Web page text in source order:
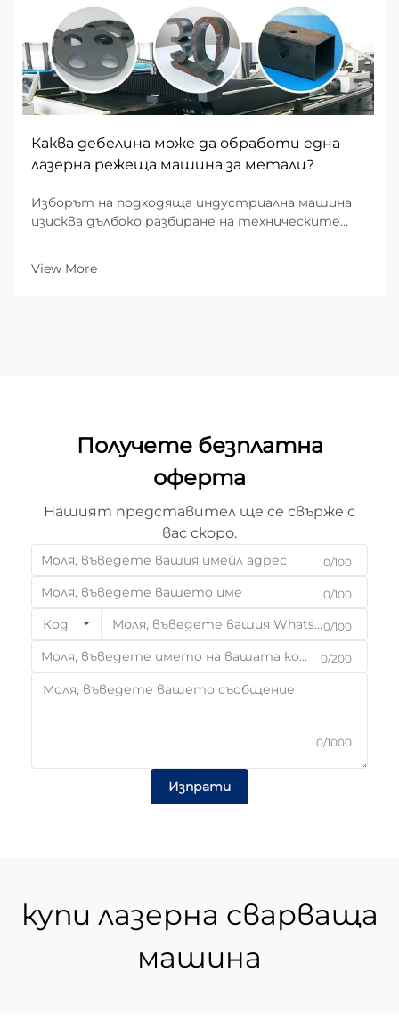
Каква дебелина може да обработи една
лазерна режеща машина за метали?
Изборът на подходяща индустриална машина
изисква дълбоко разбиране на техническите
се сблъскате, е: „Каква е максималната
View More
Получете безплатна
оферта
Нашият представител ще се свърже с
вас скоро.
0/100
0/100
Код 0/100
0/200
0/1000
Изпрати
купи лазерна сварваща
машина